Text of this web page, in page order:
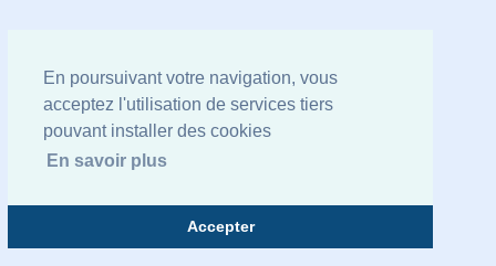
En poursuivant votre navigation, vous
acceptez l'utilisation de services tiers
pouvant installer des cookies
En savoir plus
Accepter